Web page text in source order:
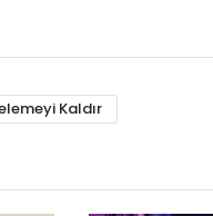
Kaldır